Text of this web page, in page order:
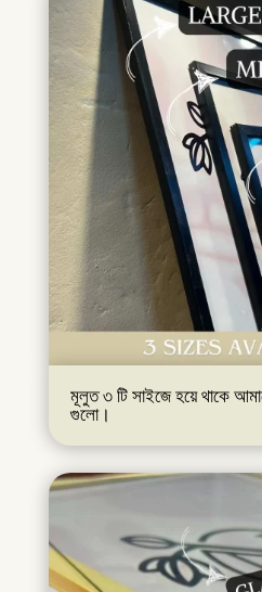
মূলুত ৩ টি সাইজে হয়ে থাকে
গুলো।